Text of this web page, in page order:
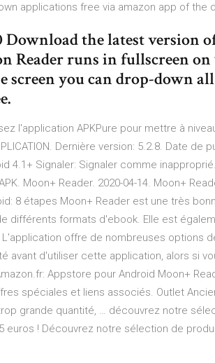
applications free via amazon app of the
Download the latest version
Reader runs in fullscreen
screen you can drop-down
l'application APKPure pour mettre à
Dernière version: 5.2.8. Date de
4.1+ Signaler: Signaler comme
Moon+ Reader. 2020-04-14. Moon+
8 étapes Moon+ Reader est une très
différents formats d'ebook. Elle est
offre de nombreuses options
avant d'utiliser cette application, alors si
Appstore pour Android Moon+
spéciales et liens associés. Outlet
grande quantité, … découvrez notre
euros ! Découvrez notre sélection de